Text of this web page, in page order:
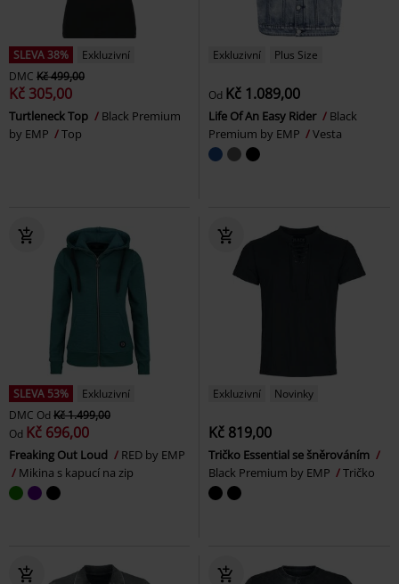
SLEVA 38%
Exkluzivní
DMC Kč 499,00
Kč 305,00
Turtleneck Top
Black Premium
by EMP
Top
Exkluzivní Plus Size
Od Kč 1.089,00
Life Of An Easy Rider
Black
Premium by EMP
Vesta
SLEVA 53%
Exkluzivní
DMC Od Kč 1.499,00
Od Kč 696,00
Freaking Out Loud
RED by EMP
Mikina s kapucí na zip
Exkluzivní Novinky
Kč 819,00
Tričko Essential se šněrováním
Black Premium by EMP
Tričko